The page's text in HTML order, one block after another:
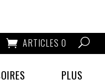
ARTICLES 0
PLUS